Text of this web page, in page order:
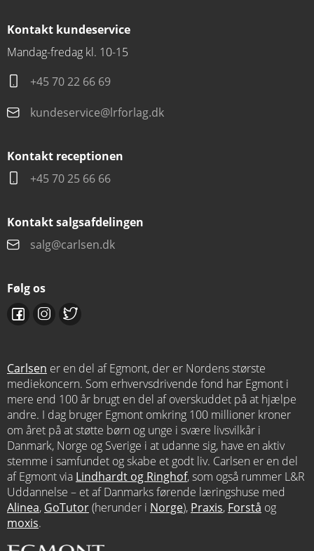
Kontakt kundeservice
Mandag-fredag kl. 10-15
+45 70 22 66 69
kundeservice@lrforlag.dk
Kontakt receptionen
+45 70 25 66 66
Kontakt salgsafdelingen
salg@carlsen.dk
Følg os
Carlsen er en del af Egmont, der er Nordens største
mediekoncern. Som erhvervsdrivende fond har Egmont i
mere end 100 år brugt en del af overskuddet på at hjælpe
andre. I dag bruger Egmont omkring 100 millioner kroner
om året på at støtte børn og unge i svære livsvilkår i
Danmark, Norge og Sverige i at udanne sig, have en aktiv
stemme i samfundet og skabe et godt liv. Carlsen er en del
af Egmont via Lindhardt og Ringhof, som også rummer L&R
Uddannelse – et af Danmarks førende læringshuse med
Alinea, GoTutor(herunder i Norge), Praxis, Forstå og
moxis.